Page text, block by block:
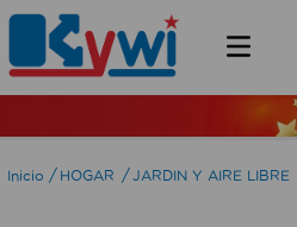
HOGAR JARDIN Y AIRE LIBRE